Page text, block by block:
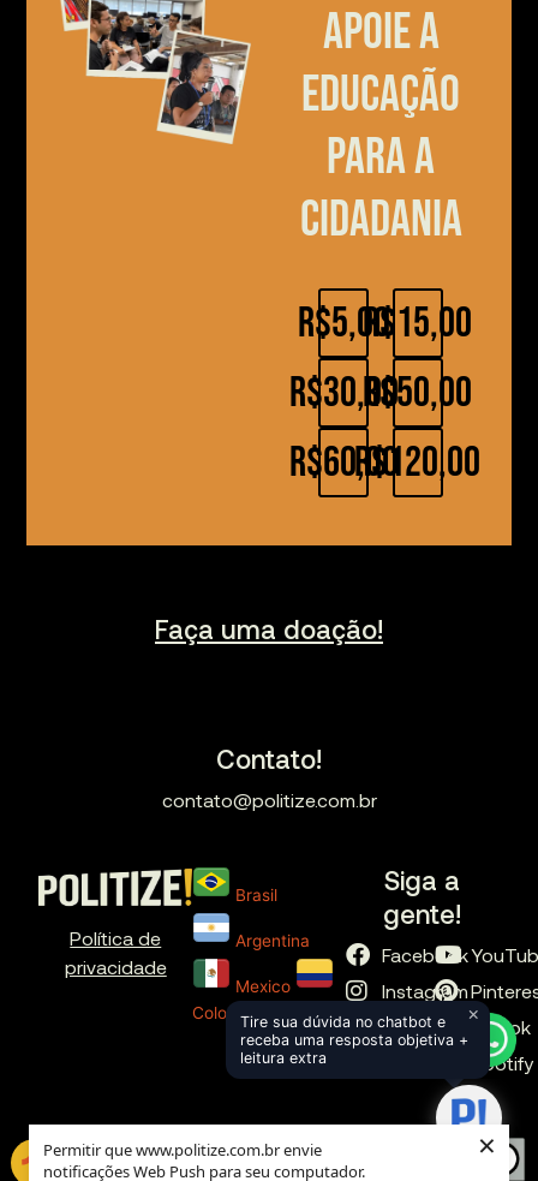
Permitir que www.politize.com.br envie
notificações Web Push para seu computador.
×
Apoie a
educação
para a
cidadania
R$5,00
R$30,00
R$60,00
R$15,00
R$50,00
R$120,00
Faça uma doação!
Contato!
contato@politize.com.br
Política de
privacidade
Brasil
Argentina
Mexico
Colombia
Siga a
gente!
Facebook
Instagram
X
TikTok
Spotify
Tire sua dúvida no chatbot e
receba uma resposta objetiva +
leitura extra
×